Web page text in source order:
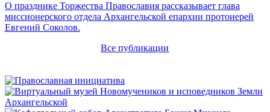
О празднике Торжества Православия рассказывает глава
миссионерского отдела Архангельской епархии протоиерей
Евгений Соколов.
Все публикации